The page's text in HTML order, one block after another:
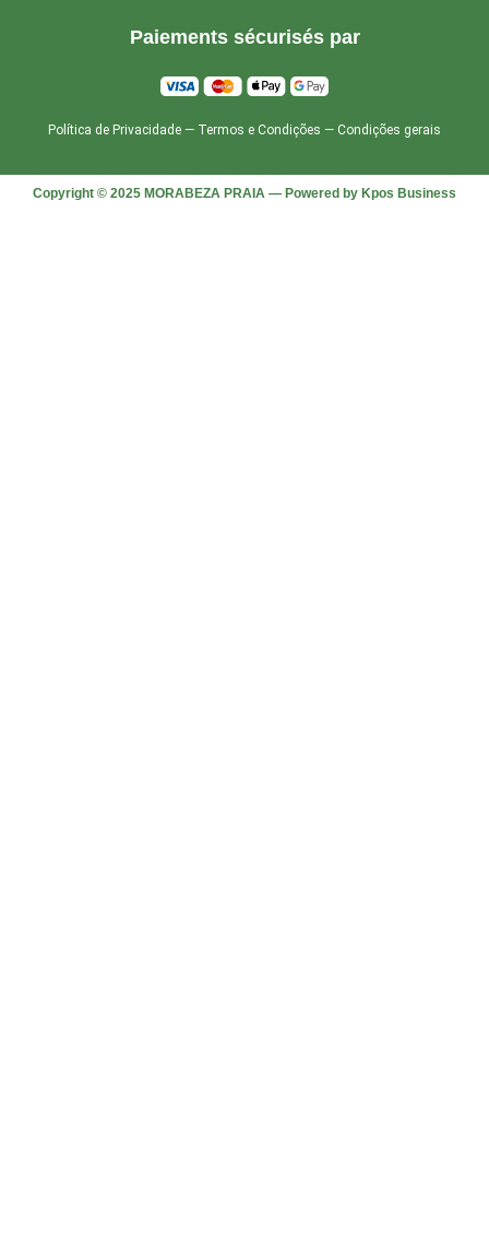
Paiements sécurisés par
Política de Privacidade — Termos e Condições — Condições gerais
Copyright © 2025 MORABEZA PRAIA — Powered by Kpos Business